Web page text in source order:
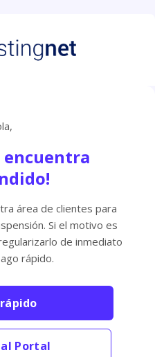
encuentra
área de clientes para
Si el motivo es
de inmediato
rápido.
Portal